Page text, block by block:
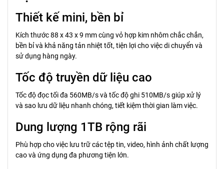
Thiết kế mini, bền bỉ
Kích thước 88 x 43 x 9 mm cùng vỏ hợp kim nhôm chắc chắn,
bền bỉ và khả năng tản nhiệt tốt, tiện lợi cho việc di chuyển và
sử dụng hàng ngày.
Tốc độ truyền dữ liệu cao
Tốc độ đọc tối đa 560MB/s và tốc độ ghi 510MB/s giúp xử lý
và sao lưu dữ liệu nhanh chóng, tiết kiệm thời gian làm việc.
Dung lượng 1TB rộng rãi
Phù hợp cho việc lưu trữ các tệp tin, video, hình ảnh chất lượng
cao và ứng dụng đa phương tiện lớn.